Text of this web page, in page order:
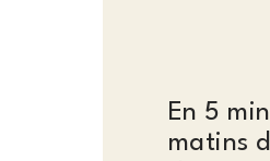
En 5
matins